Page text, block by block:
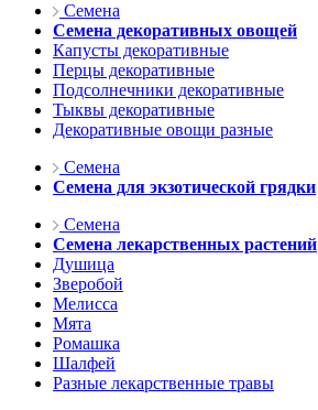
Семена
Семена декоративных овощей
Капусты декоративные
Перцы декоративные
Подсолнечники декоративные
Тыквы декоративные
Декоративные овощи разные
Семена
Семена для экзотической грядки
Семена
Семена лекарственных растений
Душица
Зверобой
Мелисса
Мята
Ромашка
Шалфей
Разные лекарственные травы